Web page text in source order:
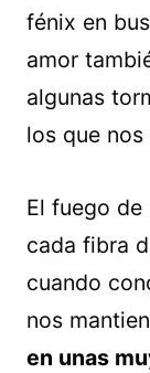
fénix en
amor
algunas
los que
El fuego de
cada fibra
cuando
nos
en unas